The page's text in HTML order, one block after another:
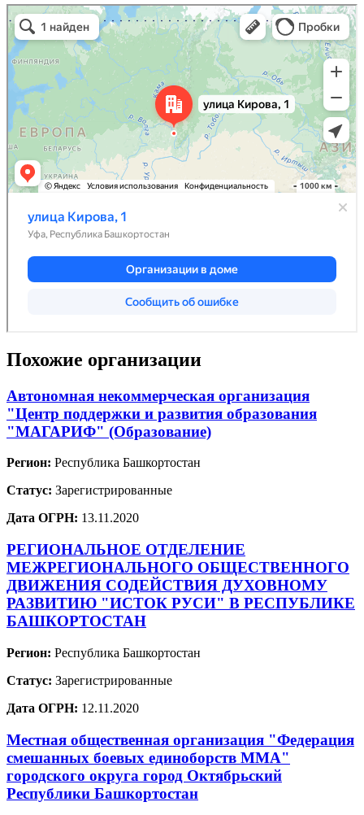
Похожие организации
Автономная некоммерческая организация
"Центр поддержки и развития образования
"МАГАРИФ" (Образование)
Регион: Республика Башкортостан
Статус: Зарегистрированные
Дата ОГРН: 13.11.2020
РЕГИОНАЛЬНОЕ ОТДЕЛЕНИЕ
МЕЖРЕГИОНАЛЬНОГО ОБЩЕСТВЕННОГО
ДВИЖЕНИЯ СОДЕЙСТВИЯ ДУХОВНОМУ
РАЗВИТИЮ "ИСТОК РУСИ" В РЕСПУБЛИКЕ
БАШКОРТОСТАН
Регион: Республика Башкортостан
Статус: Зарегистрированные
Дата ОГРН: 12.11.2020
Местная общественная организация "Федерация
смешанных боевых единоборств ММА"
городского округа город Октябрьский
Республики Башкортостан